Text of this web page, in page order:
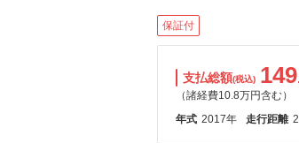
保証付
支払総額(税込) 149
（諸経費10.8万円含む）
年式 2017年 走行距離